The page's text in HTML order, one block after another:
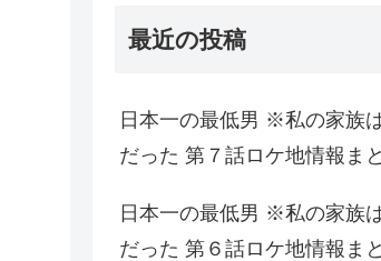
最近の投稿
日本一の最低男 ※私の家族
だった 第７話ロケ地情報ま
日本一の最低男 ※私の家族
だった 第６話ロケ地情報ま